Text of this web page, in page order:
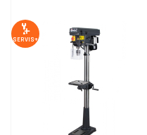
SERVIS+